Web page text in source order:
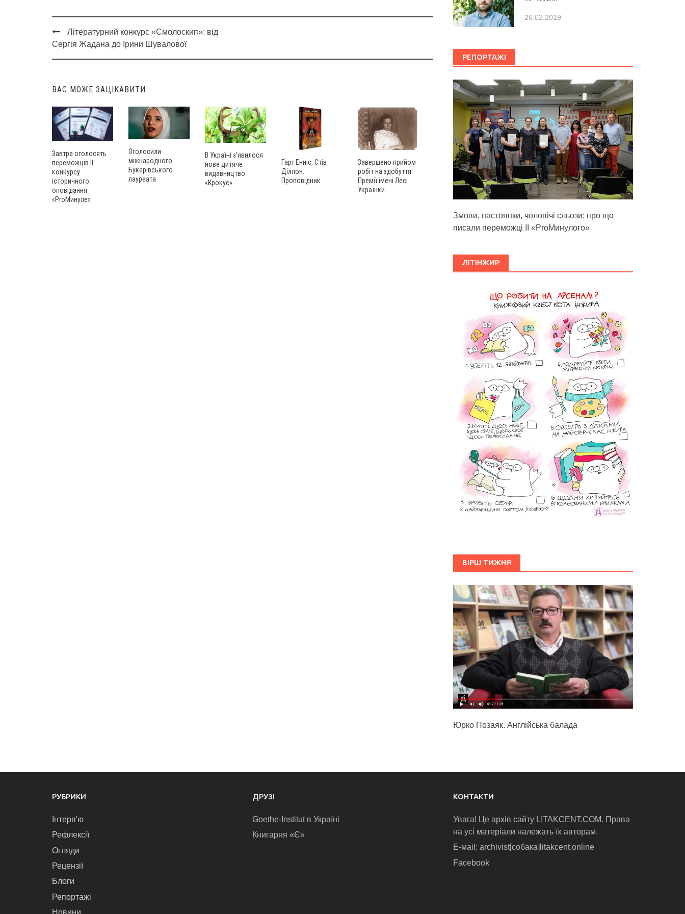
Post
navigation
Літературний конкурс «Смолоскип»: від
Сергія Жадана до Ірини Шувалової
ВАС МОЖЕ ЗАЦІКАВИТИ
Завтра оголосять
переможців ІІ
конкурсу
історичного
оповідання
«ProМинуле»
Оголосили
міжнародного
Букерівського
лауреата
В Україні з’явилося
нове дитяче
видавництво
«Крокус»
Ґарт Енніс, Стів
Діллон.
Проповідник
Завершено прийом
робіт на здобуття
Премії імені Лесі
Українки
26.02.2019
РЕПОРТАЖІ
Змови, настоянки, чоловічі сльози: про що
писали переможці ІІ «ProМинулого»
ЛІТІНЖИР
ВІРШ ТИЖНЯ
Юрко Позаяк. Англійська балада
РУБРИКИ
Інтерв'ю
Рефлексії
Огляди
Рецензії
Блоги
Репортажі
Новини
ДРУЗІ
Goethe-Institut в Україні
Книгарня «Є»
КОНТАКТИ
Увага! Це архів сайту LITAKCENT.COM. Права
на усі матеріали належать їх авторам.
E-маіl: archivist[собака]litakcent.online
Facebook